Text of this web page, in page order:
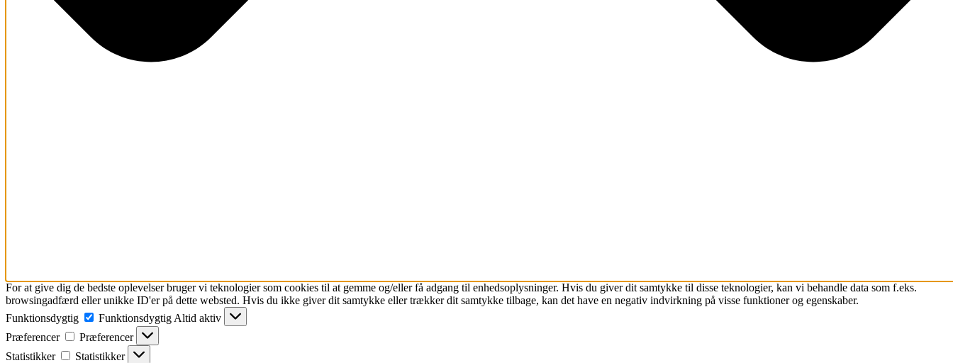
For at give dig de bedste oplevelser bruger vi teknologier som cookies til at gemme og/eller få adgang til enhedsoplysninger. Hvis du giver dit samtykke til disse teknologier, kan vi behandle data som f.eks.
browsingadfærd eller unikke ID'er på dette websted. Hvis du ikke giver dit samtykke eller trækker dit samtykke tilbage, kan det have en negativ indvirkning på visse funktioner og egenskaber.
Funktionsdygtig
Funktionsdygtig Altid aktiv
Præferencer
Præferencer
Statistikker
Statistikker